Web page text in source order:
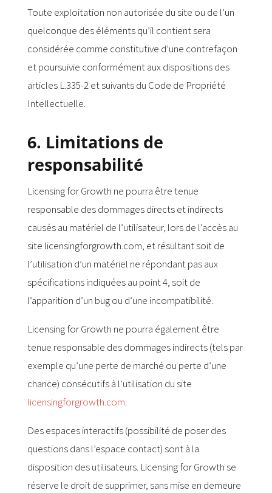
Toute exploitation non autorisée du site ou de l’un
quelconque des éléments qu’il contient sera
considérée comme constitutive d’une contrefaçon
et poursuivie conformément aux dispositions des
articles L.335-2 et suivants du Code de Propriété
Intellectuelle.
6. Limitations de
responsabilité
Licensing for Growth ne pourra être tenue
responsable des dommages directs et indirects
causés au matériel de l’utilisateur, lors de l’accès au
site licensingforgrowth.com, et résultant soit de
l’utilisation d’un matériel ne répondant pas aux
spécifications indiquées au point 4, soit de
l’apparition d’un bug ou d’une incompatibilité.
Licensing for Growth ne pourra également être
tenue responsable des dommages indirects (tels par
exemple qu’une perte de marché ou perte d’une
chance) consécutifs à l’utilisation du site
licensingforgrowth.com.
Des espaces interactifs (possibilité de poser des
questions dans l’espace contact) sont à la
disposition des utilisateurs. Licensing for Growth se
réserve le droit de supprimer, sans mise en demeure